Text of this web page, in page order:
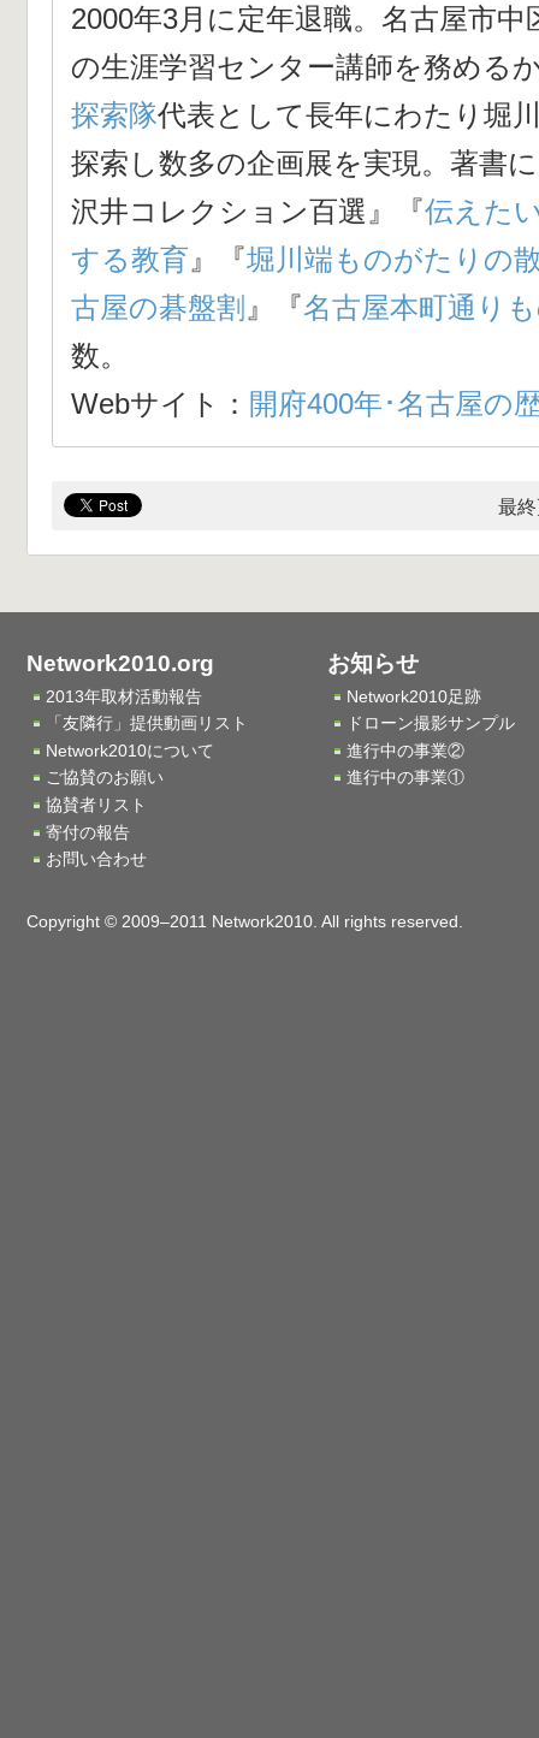
2000年3月に定年退職。名古屋市中
の生涯学習センター講師を務める
探索隊代表として長年にわたり堀
探索し数多の企画展を実現。著書
沢井コレクション百選 』『伝えた
する教育 』『堀川端ものがたりの
古屋の碁盤割 』『名古屋本町通り
数。
Webサイト： 開府400年･名古屋の
最
Network2010.org
2013年取材活動報告
「友隣行」提供動画リスト
Network2010について
ご協賛のお願い
協賛者リスト
寄付の報告
お問い合わせ
お知らせ
Network2010足跡
ドローン撮影サンプル
進行中の事業②
進行中の事業①
Copyright © 2009–2011 Network2010. All rights reserved.